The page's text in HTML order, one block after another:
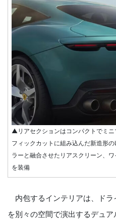
▲リアセクションはコンパクトでミ
フィックカットに組み込んだ新造形
ラーと融合させたリアスクリーン、
を装備
内包するインテリアは、ドラ
を別々の空間で演出するデュ